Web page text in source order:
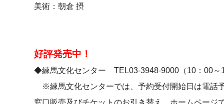
美術：朝倉 摂
好評発売中！
◆練馬文化センター TEL03-3948-9000（10：00～
※練馬文化センターでは、予約受付開始日は電話
窓口販売及びチケットのお引き替え、ホームページ